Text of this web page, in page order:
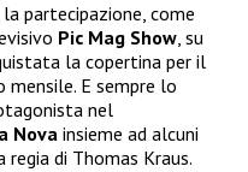
partecipazione, come
Pic Mag Show, su
la copertina per il
mensile. E sempre lo
nel
Nova insieme ad alcuni
di Thomas Kraus.